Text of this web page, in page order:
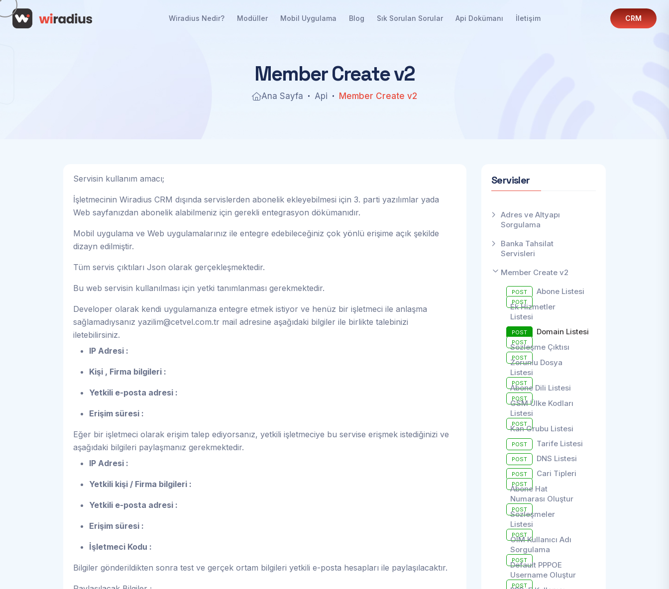
Wiradius Nedir? Modüller Mobil Uygulama Blog Sık Sorulan Sorular Api Dokümanı İletişim CRM
Member Createv2
Ana Sayfa Api Member Create v2
Servisin kullanım amacı;
İşletmecinin Wiradius CRM dışında servislerden abonelik ekleyebilmesi için 3. parti yazılımlar yada
Web sayfanızdan abonelik alabilmeniz için gerekli entegrasyon dökümanıdır.
Mobil uygulama ve Web uygulamalarınız ile entegre edebileceğiniz çok yönlü erişime açık şekilde
dizayn edilmiştir.
Tüm servis çıktıları Json olarak gerçekleşmektedir.
Bu web servisin kullanılması için yetki tanımlanması gerekmektedir.
Developer olarak kendi uygulamanıza entegre etmek istiyor ve henüz bir işletmeci ile anlaşma
sağlamadıysanız yazilim@cetvel.com.tr mail adresine aşağıdaki bilgiler ile birlikte talebinizi
iletebilirsiniz.
IP Adresi :
Kişi , Firma bilgileri :
Yetkili e-posta adresi :
Erişim süresi :
Eğer bir işletmeci olarak erişim talep ediyorsanız, yetkili işletmeciye bu servise erişmek istediğinizi ve
aşağıdaki bilgileri paylaşmanız gerekmektedir.
IP Adresi :
Yetkili kişi / Firma bilgileri :
Yetkili e-posta adresi :
Erişim süresi :
İşletmeci Kodu :
Bilgiler gönderildikten sonra test ve gerçek ortam bilgileri yetkili e-posta hesapları ile paylaşılacaktır.
Servisler
Adres ve Altyapı
Sorgulama
Banka Tahsilat
Servisleri
Member Create v2
POST Abone Listesi
POST
Ek Hizmetler
Listesi
POST Domain Listesi
POST
Sözleşme Çıktısı
POST
Zorunlu Dosya
Listesi
POST
Abone Dili Listesi
POST
GSM Ülke Kodları
Listesi
POST
Kan Grubu Listesi
POST Tarife Listesi
POST DNS Listesi
POST Cari Tipleri
POST
Abone Hat
Numarası Oluştur
POST
Sözleşmeler
Listesi
POST
OIM Kullanıcı Adı
Sorgulama
POST
Default PPPOE
Username Oluştur
POST